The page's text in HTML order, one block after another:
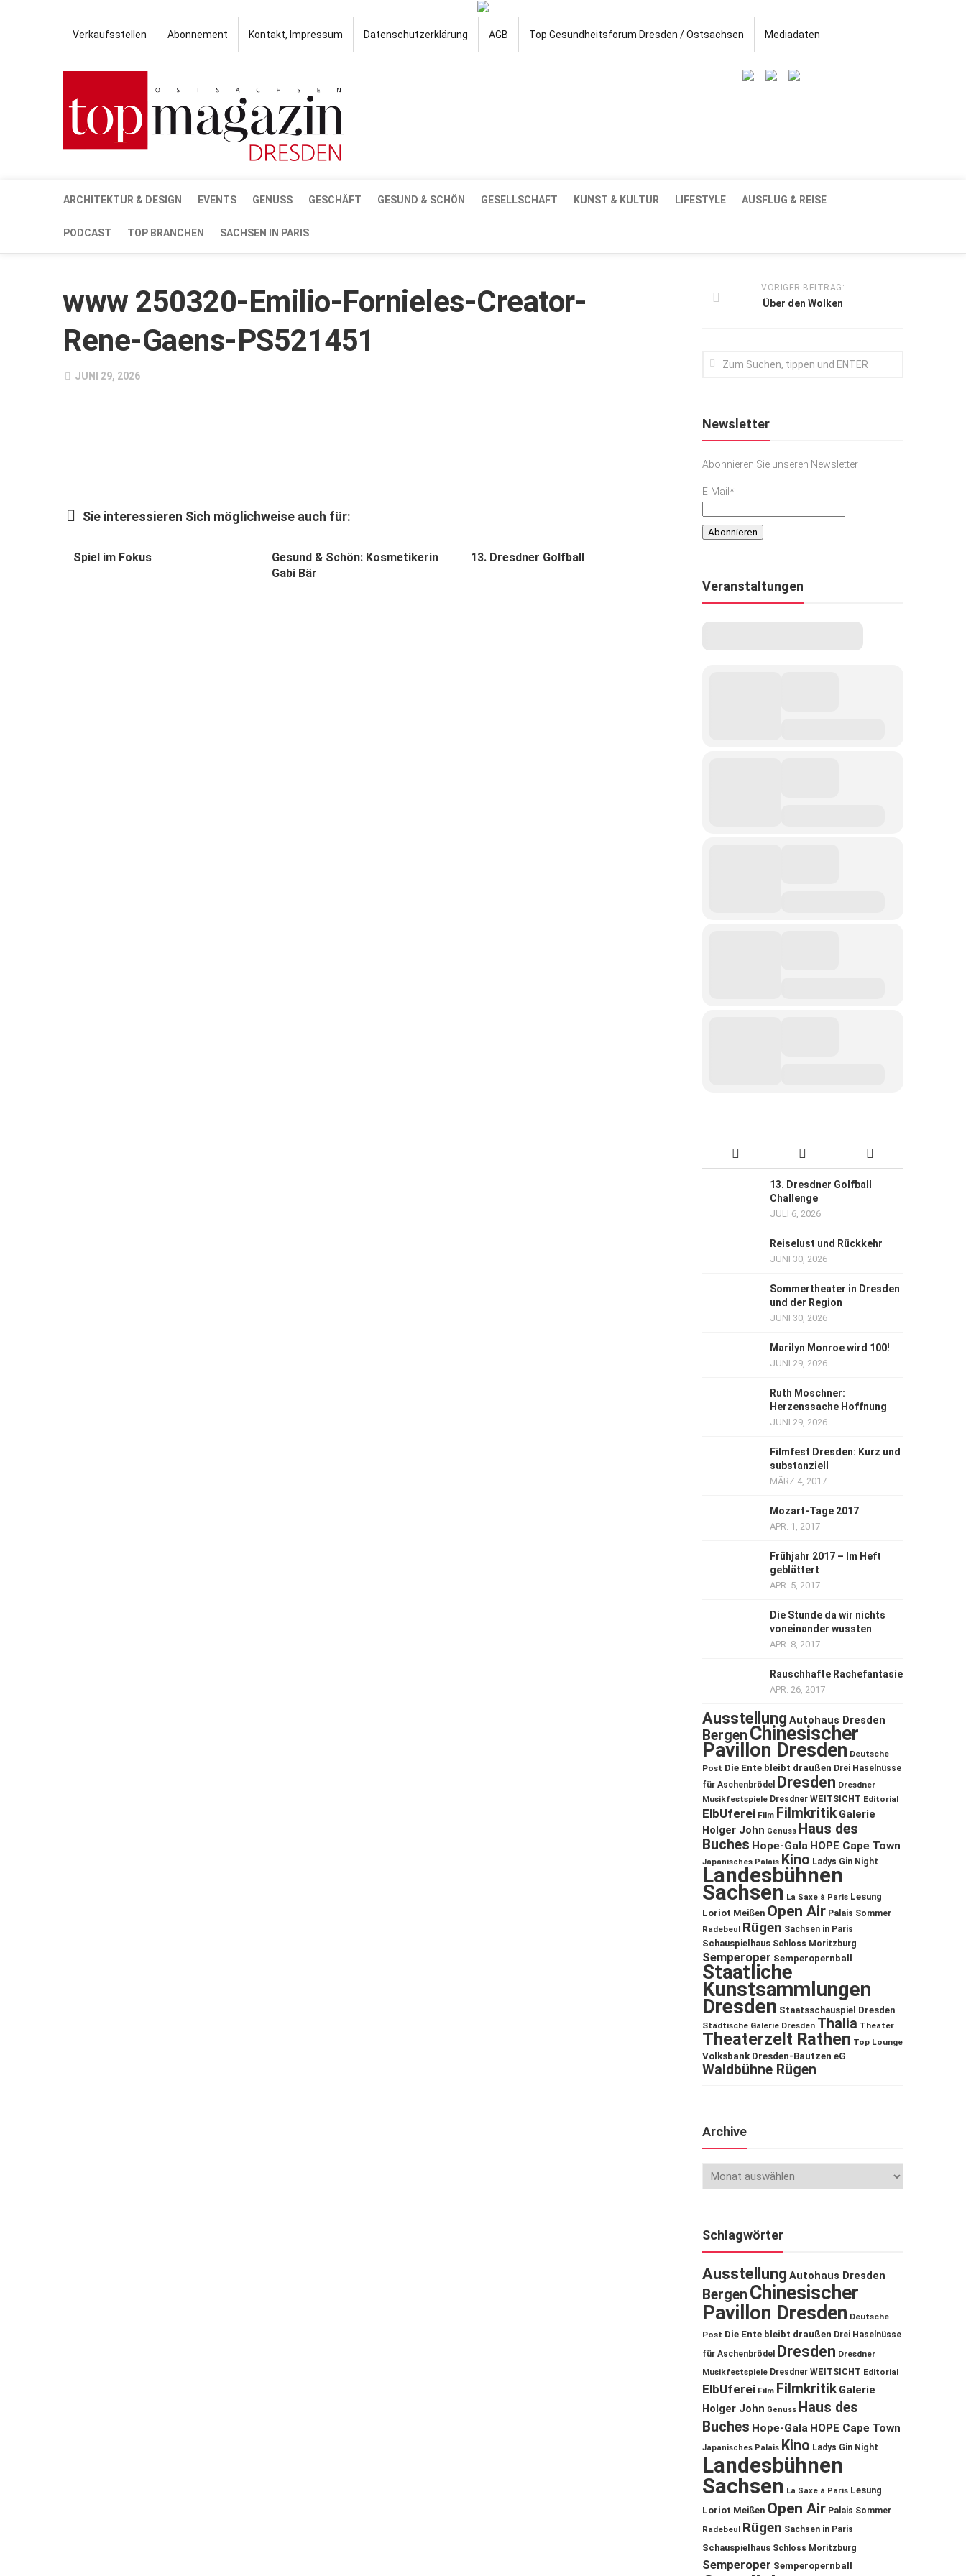
Verkaufsstellen Abonnement Kontakt, Impressum Datenschutzerklärung AGB Top Gesundheitsforum Dresden / Ostsachsen Mediadaten
ARCHITEKTUR & DESIGN EVENTS GENUSS GESCHÄFT GESUND & SCHÖN GESELLSCHAFT KUNST & KULTUR LIFESTYLE AUSFLUG & REISE
PODCAST TOP BRANCHEN SACHSEN IN PARIS
www 250320-Emilio-Fornieles-Creator-
Rene-Gaens-PS521451
JUNI 29, 2026
Sie interessieren Sich möglichweise auch für:
Spiel im Fokus
Gesund & Schön: Kosmetikerin
Gabi Bär
13. Dresdner Golfball
VORIGER BEITRAG:
Über den Wolken
Newsletter
Abonnieren Sie unseren Newsletter
E-Mail*
Veranstaltungen
13. Dresdner Golfball
Challenge
JULI 6, 2026
Reiselust und Rückkehr
JUNI 30, 2026
Sommertheater in Dresden
und der Region
JUNI 30, 2026
Marilyn Monroe wird 100!
JUNI 29, 2026
Ruth Moschner:
Herzenssache Hoffnung
JUNI 29, 2026
Filmfest Dresden: Kurz und
substanziell
MÄRZ 4, 2017
Mozart-Tage 2017
APR. 1, 2017
Frühjahr 2017 – Im Heft
geblättert
APR. 5, 2017
Die Stunde da wir nichts
voneinander wussten
APR. 8, 2017
Rauschhafte Rachefantasie
APR. 26, 2017
Ausstellung Autohaus Dresden
Bergen Chinesischer
Pavillon Dresden Deutsche
Post Die Ente bleibt draußen Drei Haselnüsse
für Aschenbrödel
Dresden Dresdner
Musikfestspiele Dresdner WEITSICHT Editorial
ElbUferei Film Filmkritik Galerie
Holger John Genuss Haus des
Buches Hope-Gala HOPE Cape Town
Japanisches Palais Kino Ladys Gin Night
Landesbühnen
Sachsen La Saxe à Paris Lesung
Loriot Meißen Open Air Palais Sommer
Radebeul Rügen Sachsen in Paris
Schauspielhaus Schloss Moritzburg
Semperoper Semperopernball
Staatliche
Kunstsammlungen
Dresden Staatsschauspiel Dresden
Städtische Galerie Dresden Thalia Theater
Theaterzelt Rathen Top Lounge
Volksbank Dresden-Bautzen eG
Waldbühne Rügen
Archive
Schlagwörter
Ausstellung Autohaus Dresden
Bergen Chinesischer
Pavillon Dresden Deutsche
Post Die Ente bleibt draußen Drei Haselnüsse
für Aschenbrödel
Dresden Dresdner
Musikfestspiele Dresdner WEITSICHT Editorial
ElbUferei Film Filmkritik Galerie
Holger John Genuss Haus des
Buches Hope-Gala HOPE Cape Town
Japanisches Palais Kino Ladys Gin Night
Landesbühnen
Sachsen La Saxe à Paris Lesung
Loriot Meißen Open Air Palais Sommer
Radebeul Rügen Sachsen in Paris
Schauspielhaus Schloss Moritzburg
Semperoper Semperopernball